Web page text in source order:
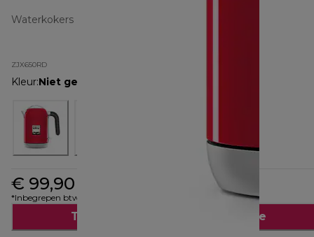
Waterkokers
ZJX650RD
Kleur:Niet gespecificeerd
€ 99,90
*Inbegrepen btw
Toevoegen aan winkelwagentje